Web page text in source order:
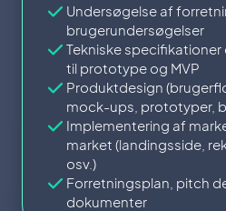
Undersøgelse af
brugerundersøgelser
Tekniske
til prototype og MVP
Produktdesign
mock-ups, prototyper,
Implementering af
market (landingsside,
osv.)
Forretningsplan, pitch
dokumenter